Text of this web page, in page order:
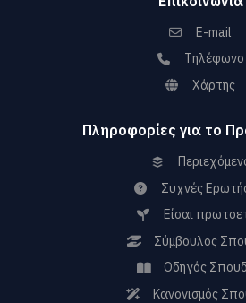
E-mail
Τηλέφωνο
Χάρτης
Πληροφορίες για το
Συχνές
Είσαι
Σύμβουλος
Οδηγός
Κανονισμός